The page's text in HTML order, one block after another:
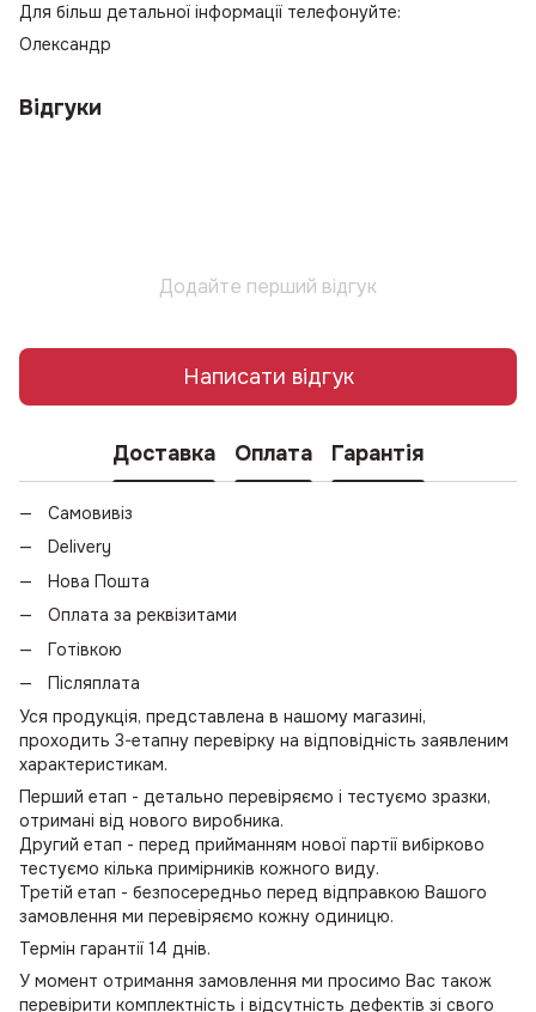
Для більш детальної інформації телефонуйте:
Олександр
Відгуки
Додайте перший відгук
Написати відгук
Доставка Оплата Гарантія
Самовивіз
Delivery
Нова Пошта
Оплата за реквізитами
Готівкою
Післяплата
Уся продукція, представлена в нашому магазині,
проходить 3-етапну перевірку на відповідність заявленим
характеристикам.
Перший етап - детально перевіряємо і тестуємо зразки,
отримані від нового виробника.
Другий етап - перед прийманням нової партії вибірково
тестуємо кілька примірників кожного виду.
Третій етап - безпосередньо перед відправкою Вашого
замовлення ми перевіряємо кожну одиницю.
Термін гарантії 14 днів.
У момент отримання замовлення ми просимо Вас також
перевірити комплектність і відсутність дефектів зі свого